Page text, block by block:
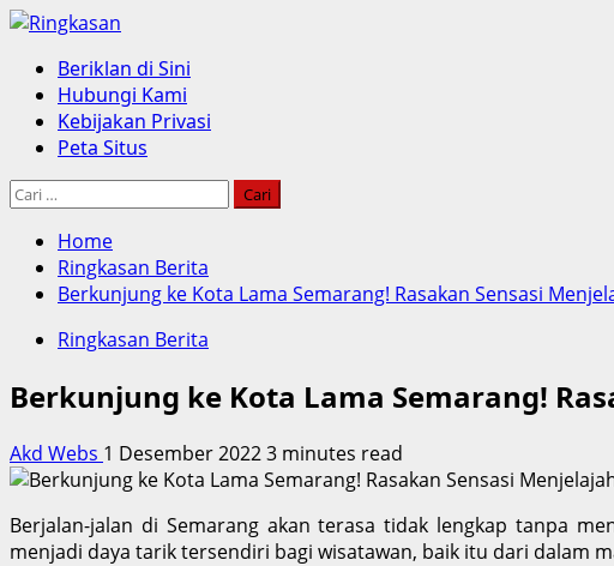
Skip
content
Primary
Menu
Beriklan di Sini
Hubungi Kami
Kebijakan Privasi
Peta Situs
Cari
Home
Ringkasan Berita
Berkunjung ke Kota Lama Semarang! Rasakan Sensasi
Ringkasan Berita
Berkunjung ke Kota Lama Semarang!
Akd Webs 1 Desember 20223 minutes read
Berjalan-jalan di Semarang akan terasa tidak lengkap tanpa
menjadi daya tarik tersendiri bagi wisatawan, baik itu dari dalam